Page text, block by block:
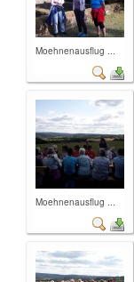
Moehnenausflug ...
Moehnenausflug ...